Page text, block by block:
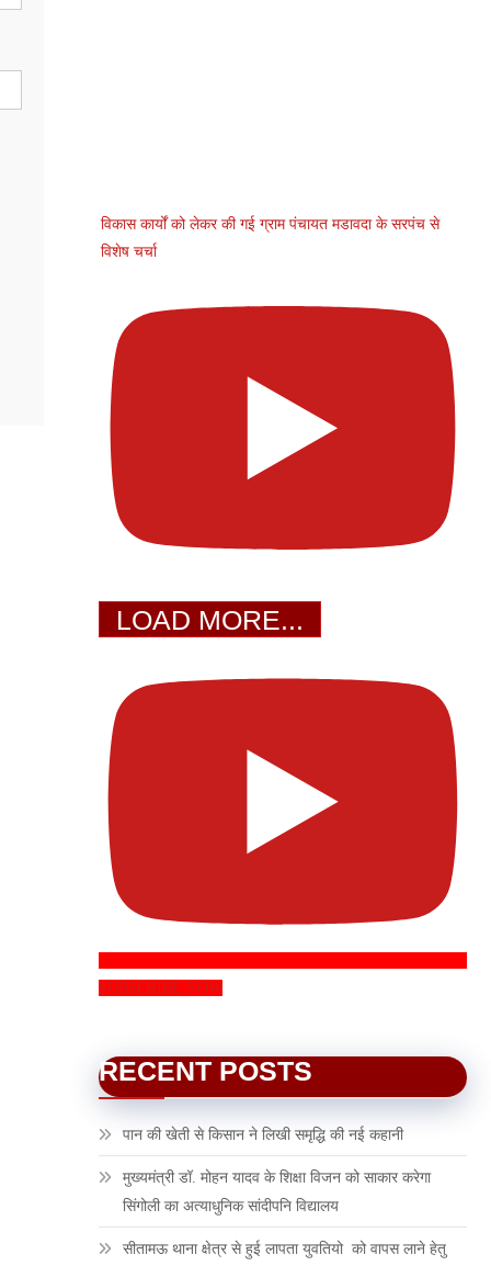
विकास कार्यों को लेकर की गई ग्राम पंचायत मडावदा के सरपंच से
विशेष चर्चा
LOAD MORE...
SUBSCRIBE NOW
RECENT POSTS
पान की खेती से किसान ने लिखी समृद्धि की नई कहानी
मुख्यमंत्री डॉ. मोहन यादव के शिक्षा विजन को साकार करेगा
सिंगोली का अत्याधुनिक सांदीपनि विद्यालय
सीतामऊ थाना क्षेत्र से हुई लापता युवतियो को वापस लाने हेतु